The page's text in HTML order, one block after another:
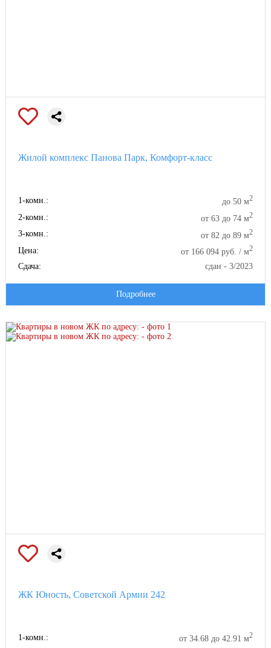
Жилой комплекс Панова Парк, Комфорт-класс
1-комн.: до 50 м2
2-комн.: от 63 до 74 м2
3-комн.: от 82 до 89 м2
Цена: от 166 094 руб. / м2
Сдача: сдан - 3/2023
Подробнее
ЖК Юность, Советской Армии 242
1-комн.: от 34.68 до 42.91 м2